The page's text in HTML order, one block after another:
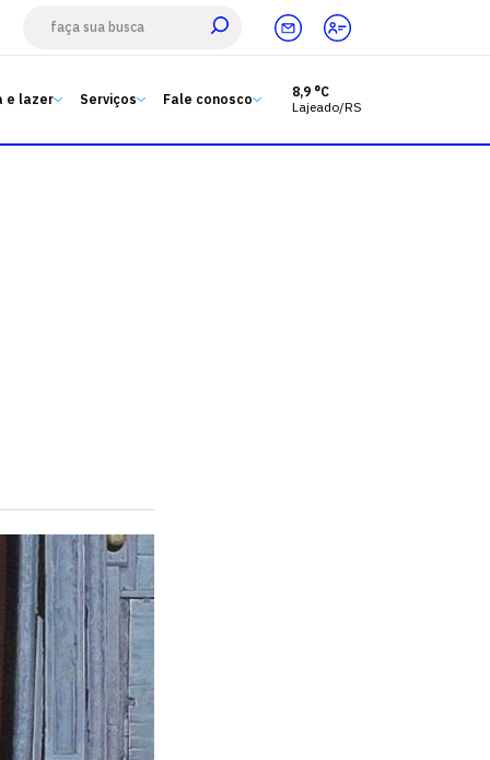
e lazer Serviços Fale conosco
8,9 °C
Lajeado/RS
Estude aqui
Fale conosco